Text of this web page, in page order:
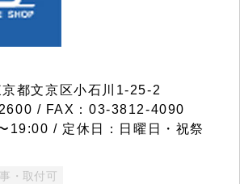
都文京区小石川1-25-2
/ FAX：03-3812-4090
19:00 / 定休日：日曜日・祝祭
・取付可